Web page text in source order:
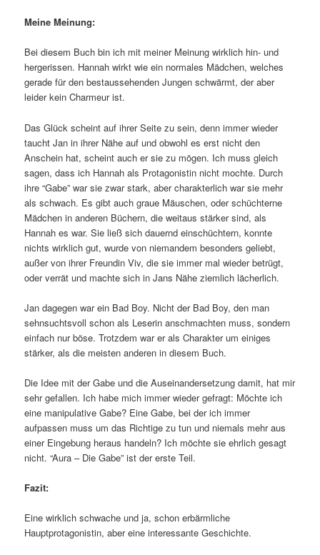
Meine Meinung:
Bei diesem Buch bin ich mit meiner Meinung wirklich hin- und
hergerissen. Hannah wirkt wie ein normales Mädchen, welches
gerade für den bestaussehenden Jungen schwärmt, der aber
leider kein Charmeur ist.
Das Glück scheint auf ihrer Seite zu sein, denn immer wieder
taucht Jan in ihrer Nähe auf und obwohl es erst nicht den
Anschein hat, scheint auch er sie zu mögen. Ich muss gleich
sagen, dass ich Hannah als Protagonistin nicht mochte. Durch
ihre “Gabe” war sie zwar stark, aber charakterlich war sie mehr
als schwach. Es gibt auch graue Mäuschen, oder schüchterne
Mädchen in anderen Büchern, die weitaus stärker sind, als
Hannah es war. Sie ließ sich dauernd einschüchtern, konnte
nichts wirklich gut, wurde von niemandem besonders geliebt,
außer von ihrer Freundin Viv, die sie immer mal wieder betrügt,
oder verrät und machte sich in Jans Nähe ziemlich lächerlich.
Jan dagegen war ein Bad Boy. Nicht der Bad Boy, den man
sehnsuchtsvoll schon als Leserin anschmachten muss, sondern
einfach nur böse. Trotzdem war er als Charakter um einiges
stärker, als die meisten anderen in diesem Buch.
Die Idee mit der Gabe und die Auseinandersetzung damit, hat mir
sehr gefallen. Ich habe mich immer wieder gefragt: Möchte ich
eine manipulative Gabe? Eine Gabe, bei der ich immer
aufpassen muss um das Richtige zu tun und niemals mehr aus
einer Eingebung heraus handeln? Ich möchte sie ehrlich gesagt
nicht. “Aura – Die Gabe” ist der erste Teil.
Fazit:
Eine wirklich schwache und ja, schon erbärmliche
Hauptprotagonistin, aber eine interessante Geschichte.